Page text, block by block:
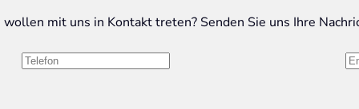
wollen mit uns in Kontakt treten? Senden Sie uns Ihre